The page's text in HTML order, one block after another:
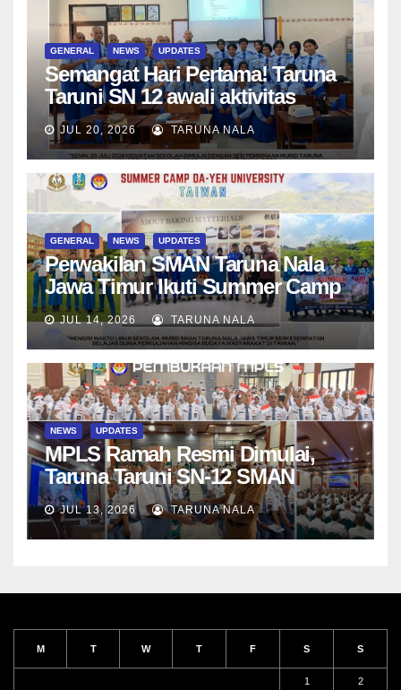
GENERAL NEWS UPDATES
Semangat Hari Pertama! Taruna
Taruni SN 12 awali aktivitas
bersama Wali Kelas dan Tes
Asesmen Diagnostik
JUL 20, 2026 TARUNA NALA
GENERAL NEWS UPDATES
Perwakilan SMAN Taruna Nala
Jawa Timur Ikuti Summer Camp
di Da-Yeh University, Taiwan
JUL 14, 2026 TARUNA NALA
NEWS UPDATES
MPLS Ramah Resmi Dimulai,
Taruna Taruni SN-12 SMAN
Taruna Nala Jawa Timur Siap
Menjalani Tahun Ajaran Baru
JUL 13, 2026 TARUNA NALA
M T W T F S S
1 2